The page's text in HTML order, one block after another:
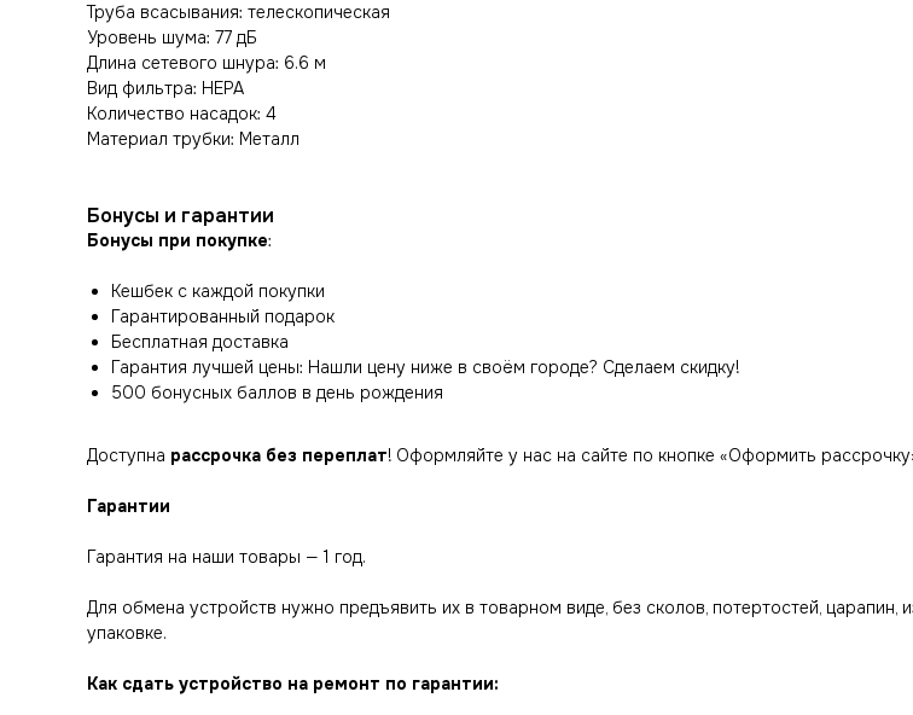
Труба всасывания: телескопическая
Уровень шума: 77 дБ
Длина сетевого шнура: 6.6 м
Вид фильтра: HEPA
Количество насадок: 4
Материал трубки: Металл
Бонусы и гарантии
Бонусы при покупке:
Кешбек с каждой покупки
Гарантированный подарок
Бесплатная доставка
Гарантия лучшей цены: Нашли цену ниже в своём городе? Сделаем скидку!
500 бонусных баллов в день рождения
Доступна рассрочка без переплат! Оформляйте у нас на сайте по кнопке «Оформить
Гарантии
Гарантия на наши товары — 1 год.
Для обмена устройств нужно предъявить их в товарном виде, без сколов, потертостей,
упаковке.
Как сдать устройство на ремонт по гарантии: